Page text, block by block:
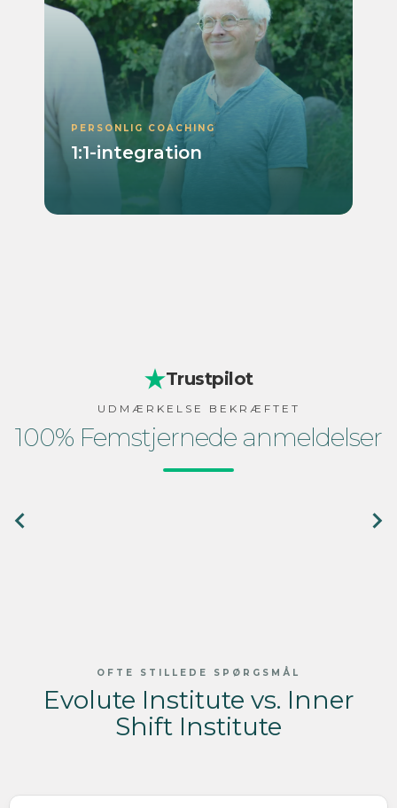
PERSONLIG COACHING
1:1-integration
Trustpilot
UDMÆRKELSE BEKRÆFTET
100% Femstjernede anmeldelser
OFTE STILLEDE SPØRGSMÅL
Evolute Institute vs. Inner
Shift Institute